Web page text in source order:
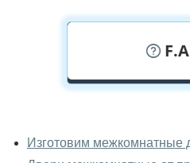
межкомнатные
Изготовим межкомнатные